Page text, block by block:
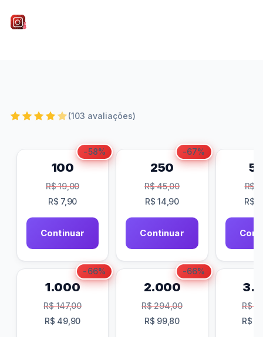
(103 avaliações)
-58%
100
R$19,00
R$ 7,90
Continuar
-67%
250
R$45,00
R$ 14,90
Continuar
R$
R$
-66%
1.000
R$147,00
R$ 49,90
-66%
2.000
R$294,00
R$ 99,80
R$
R$